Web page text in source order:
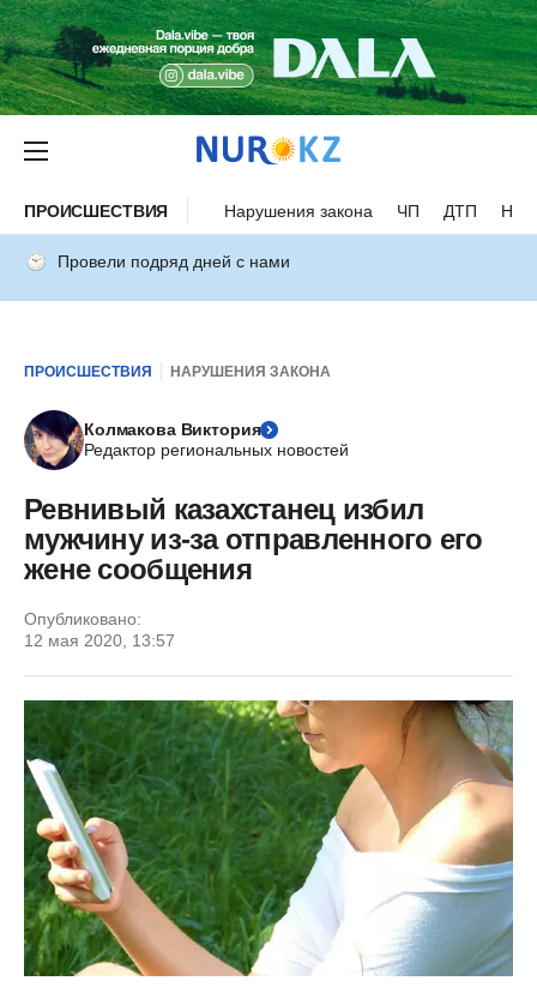
ПРОИСШЕСТВИЯ Нарушения закона ЧП ДТП
Провели подряд дней с нами
ПРОИСШЕСТВИЯ НАРУШЕНИЯ ЗАКОНА
Колмакова Виктория
Редактор региональных новостей
Ревнивый казахстанец избил
мужчину из-за отправленного его
жене сообщения
Опубликовано:
12 мая 2020, 13:57